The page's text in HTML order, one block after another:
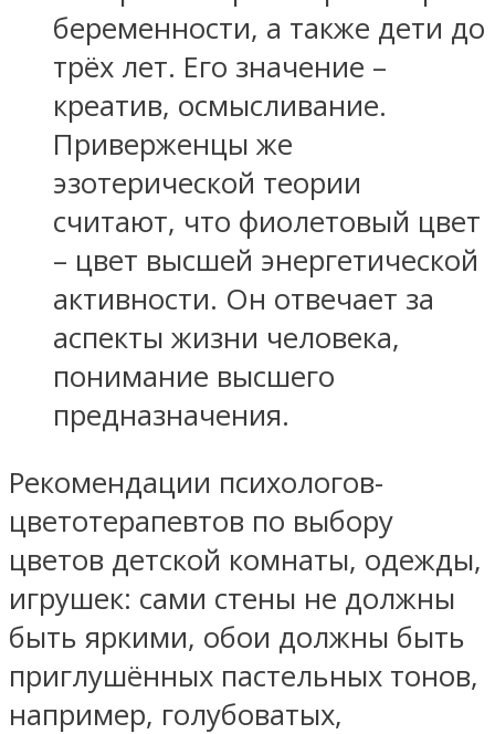
беременности, а также дети до
трёх лет. Его значение –
креатив, осмысливание.
Приверженцы же
эзотерической теории
считают, что фиолетовый цвет
– цвет высшей энергетической
активности. Он отвечает за
аспекты жизни человека,
понимание высшего
предназначения.
Рекомендации психологов-
цветотерапевтов по выбору
цветов детской комнаты, одежды,
игрушек: сами стены не должны
быть яркими, обои должны быть
приглушённых пастельных тонов,
например, голубоватых,